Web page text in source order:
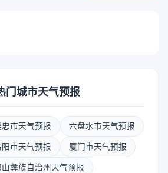
门城市天气预报
忠市天气预报 六盘水市天气预报
阳市天气预报 厦门市天气预报
山彝族自治州天气预报